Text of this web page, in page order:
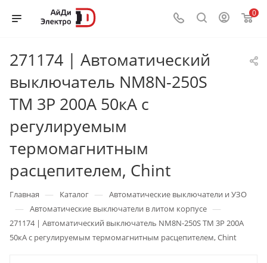
0
271174 | Автоматический
выключатель NM8N-250S
TM 3P 200А 50кА с
регулируемым
термомагнитным
расцепителем, Chint
Главная — Каталог — Автоматические выключатели и УЗО
— Автоматические выключатели в литом корпусе —
271174 | Автоматический выключатель NM8N-250S TM 3P 200А
50кА с регулируемым термомагнитным расцепителем, Chint